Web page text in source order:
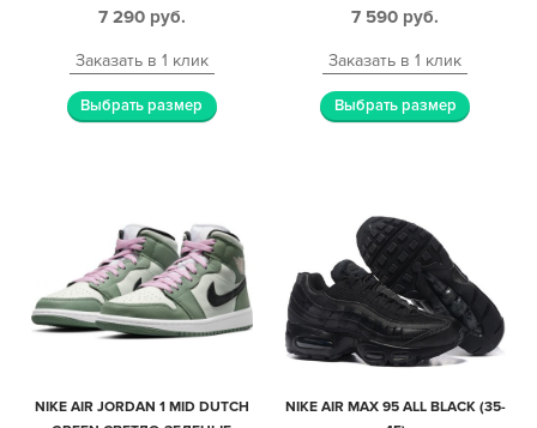
7 290 руб.
Заказать в 1 клик
Выбрать размер
7 590 руб.
Заказать в 1 клик
Выбрать размер
NIKE AIR JORDAN 1 MID DUTCH
NIKE AIR MAX 95 ALL BLACK (35-